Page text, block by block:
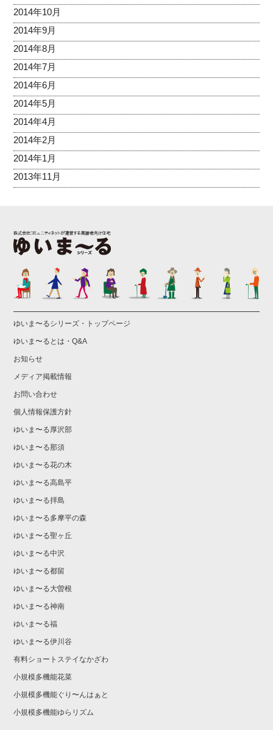
2014年10月
2014年9月
2014年8月
2014年7月
2014年6月
2014年5月
2014年4月
2014年2月
2014年1月
2013年11月
ゆいま〜るシリーズ・トップページ
ゆいま〜るとは・Q&A
お知らせ
メディア掲載情報
お問い合わせ
個人情報保護方針
ゆいま〜る厚沢部
ゆいま〜る那須
ゆいま〜る花の木
ゆいま〜る高島平
ゆいま〜る拝島
ゆいま〜る多摩平の森
ゆいま〜る聖ヶ丘
ゆいま〜る中沢
ゆいま〜る都留
ゆいま〜る大曽根
ゆいま〜る神南
ゆいま〜る福
ゆいま〜る伊川谷
有料ショートステイなかざわ
小規模多機能花菜
小規模多機能ぐり〜んはぁと
小規模多機能ゆらリズム